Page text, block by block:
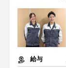
給与